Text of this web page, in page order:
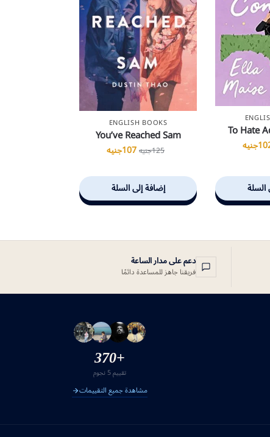
To Hate
جنيه
السلة
ENGLISH BOOKS
You’ve Reached Sam
125جنيه107جنيه
إضافة إلى السلة
دعم على مدار الساعة
فريقنا جاهز للمساعدة دائمًا
+370
تقييم 5 نجوم
مشاهدة جميع التقييمات